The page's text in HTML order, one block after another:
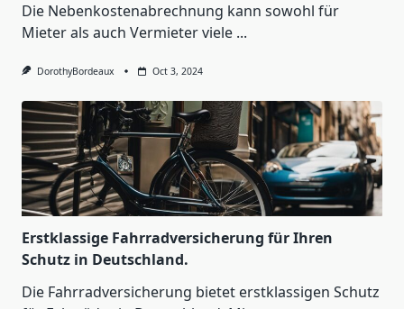
Die Nebenkostenabrechnung kann sowohl für
Mieter als auch Vermieter viele ...
DorothyBordeaux Oct 3, 2024
Erstklassige Fahrradversicherung für Ihren
Schutz in Deutschland.
Die Fahrradversicherung bietet erstklassigen Schutz